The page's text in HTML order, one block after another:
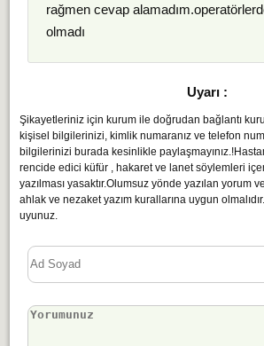
rağmen cevap
olmadı
Uyarı :
Şikayetleriniz için kurum ile doğrudan bağlantı
kişisel bilgilerinizi, kimlik numaranız ve telefon
bilgilerinizi burada kesinlikle
rencide edici küfür , hakaret ve lanet söylemleri
yazılması yasaktır.Olumsuz yönde yazılan yorum
ahlak ve nezaket yazım kurallarına uygun
uyunuz.